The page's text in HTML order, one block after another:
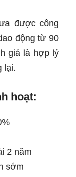
được công
động từ 90
giá là hợp lý
lại.
hoạt:
2 năm
sớm